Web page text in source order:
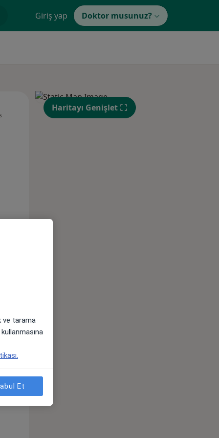
Giriş yap Doktor musunuz?
10 Ağustos
Sal,
11 Ağustos
Çar,
12 Ağustos
Haritayı Genişlet
ve tarama
Et